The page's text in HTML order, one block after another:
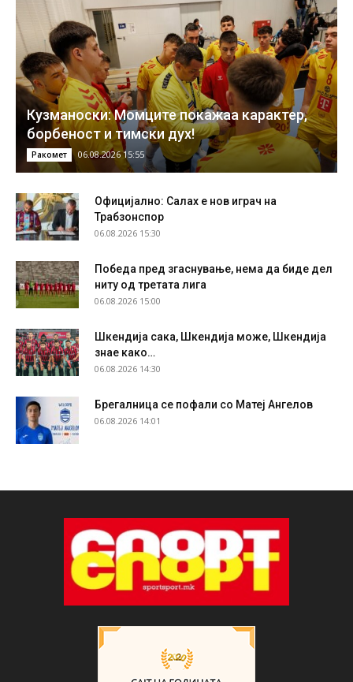
Кузманоски: Момците покажаа карактер,
борбеност и тимски дух!
Ракомет 06.08.2026 15:55
Официјално: Салах е нов играч на
Трабзонспор
06.08.2026 15:30
Победа пред згаснување, нема да биде дел
ниту од третата лига
06.08.2026 15:00
Шкендија сака, Шкендија може, Шкендија
знае како…
06.08.2026 14:30
Брегалница се пофали со Матеј Ангелов
06.08.2026 14:01